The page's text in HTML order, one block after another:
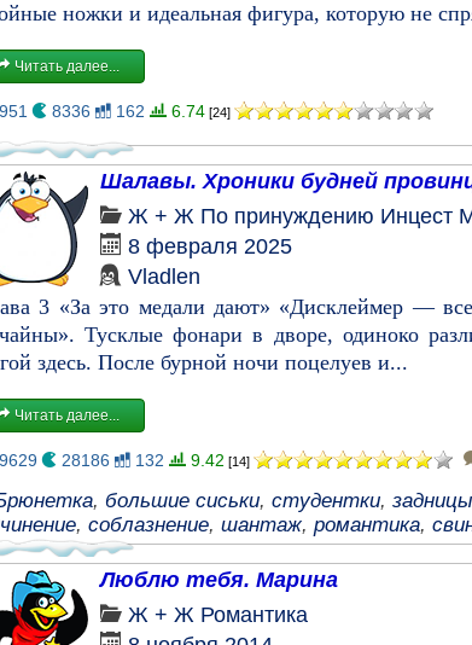
ножки и идеальная фигура, которую не
Читать далее...
8336 162 6.74 [24]
Шалавы. Хроники будней
Ж + Ж По принуждению Инцест
8 февраля 2025
Vladlen
3 «За это медали дают» «Дисклеймер —
Тусклые фонари в дворе, одиноко
здесь. После бурной ночи поцелуев и...
Читать далее...
28186 132 9.42 [14]
, большие сиськи, студентки, задницы
, соблазнение, шантаж, романтика,
Люблю тебя. Марина
Ж + Ж Романтика